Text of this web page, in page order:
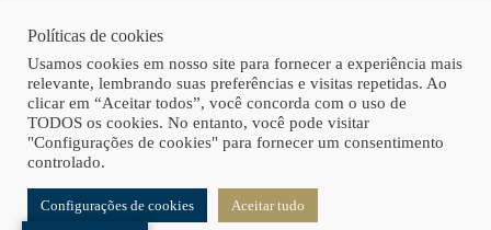
Copyright © 2026 | Homero Costa Advogados
Políticas de cookies
Usamos cookies em nosso site para fornecer a experiência mais
relevante, lembrando suas preferências e visitas repetidas. Ao
clicar em “Aceitar todos”, você concorda com o uso de
TODOS os cookies. No entanto, você pode visitar
"Configurações de cookies" para fornecer um consentimento
controlado.
Configurações de cookies Aceitar tudo